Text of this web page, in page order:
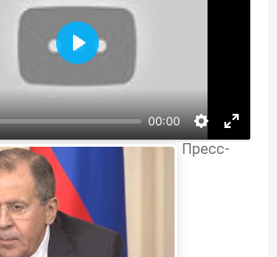
00:00
Воспроизвести
Пресс-